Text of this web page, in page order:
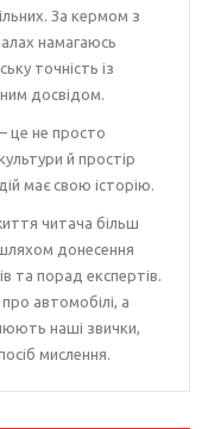
За кермом з
намагаюсь
точність із
досвідом.
це не просто
й простір
має свою історію.
читача більш
донесення
та порад експертів.
автомобілі, а
наші звички,
мислення.